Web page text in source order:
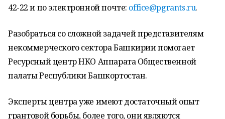
42-22 и по электронной почте: office@pgrants.ru.
Разобраться со сложной задачей представителям
некоммерческого сектора Башкирии помогает
Ресурсный центр НКО Аппарата Общественной
палаты Республики Башкортостан.
Эксперты центра уже имеют достаточный опыт
грантовой борьбы, более того, они являются